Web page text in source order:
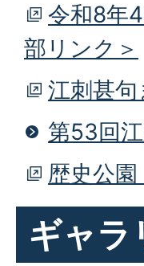
令和8年
部リンク＞
江刺甚
第53回
歴史公
ギャラ